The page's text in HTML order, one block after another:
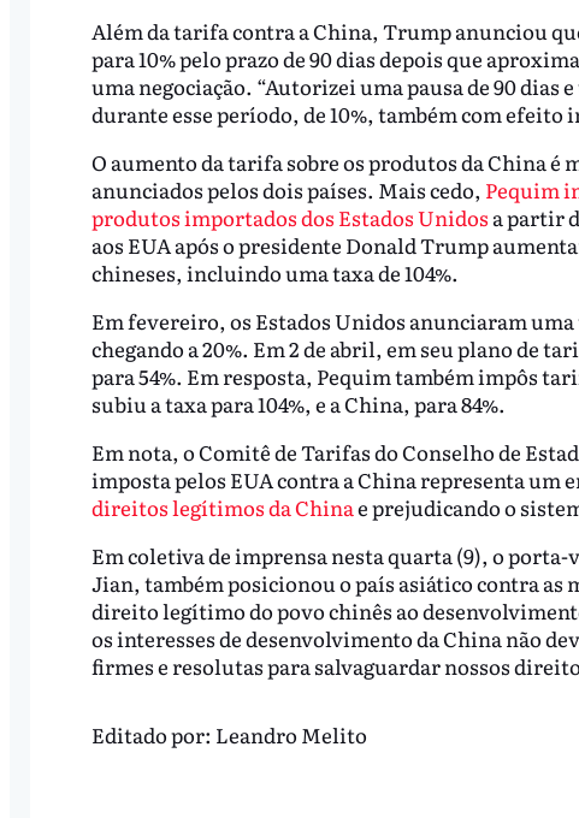
Além da tarifa contra a China, Trump anunciou
para 10% pelo prazo de 90 dias depois que
uma negociação. “Autorizei uma pausa de 90
durante esse período, de 10%, também com efeito
O aumento da tarifa sobre os produtos da China é
anunciados pelos dois países. Mais cedo, Pequim
produtos importados dos Estados Unidos a partir
aos EUA após o presidente Donald Trump
chineses, incluindo uma taxa de 104%.
Em fevereiro, os Estados Unidos anunciaram uma
chegando a 20%. Em 2 de abril, em seu plano de
para 54%. Em resposta, Pequim também impôs
subiu a taxa para 104%, e a China, para 84%.
Em nota, o Comitê de Tarifas do Conselho de
imposta pelos EUA contra a China representa um
direitos legítimos da Chinae prejudicando o
Em coletiva de imprensa nesta quarta (9), o
Jian, também posicionou o país asiático contra as
direito legítimo do povo chinês ao
os interesses de desenvolvimento da China não
firmes e resolutas para salvaguardar nossos
Editado por: Leandro Melito